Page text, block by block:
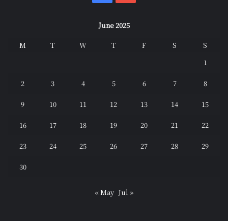
June 2025
M T W T F S
S
1
2 3 4 5 6 7 8
9 10 11 12 13 14 15
16 17 18 19 20 21 22
23 24 25 26 27 28 29
30
« May Jul »